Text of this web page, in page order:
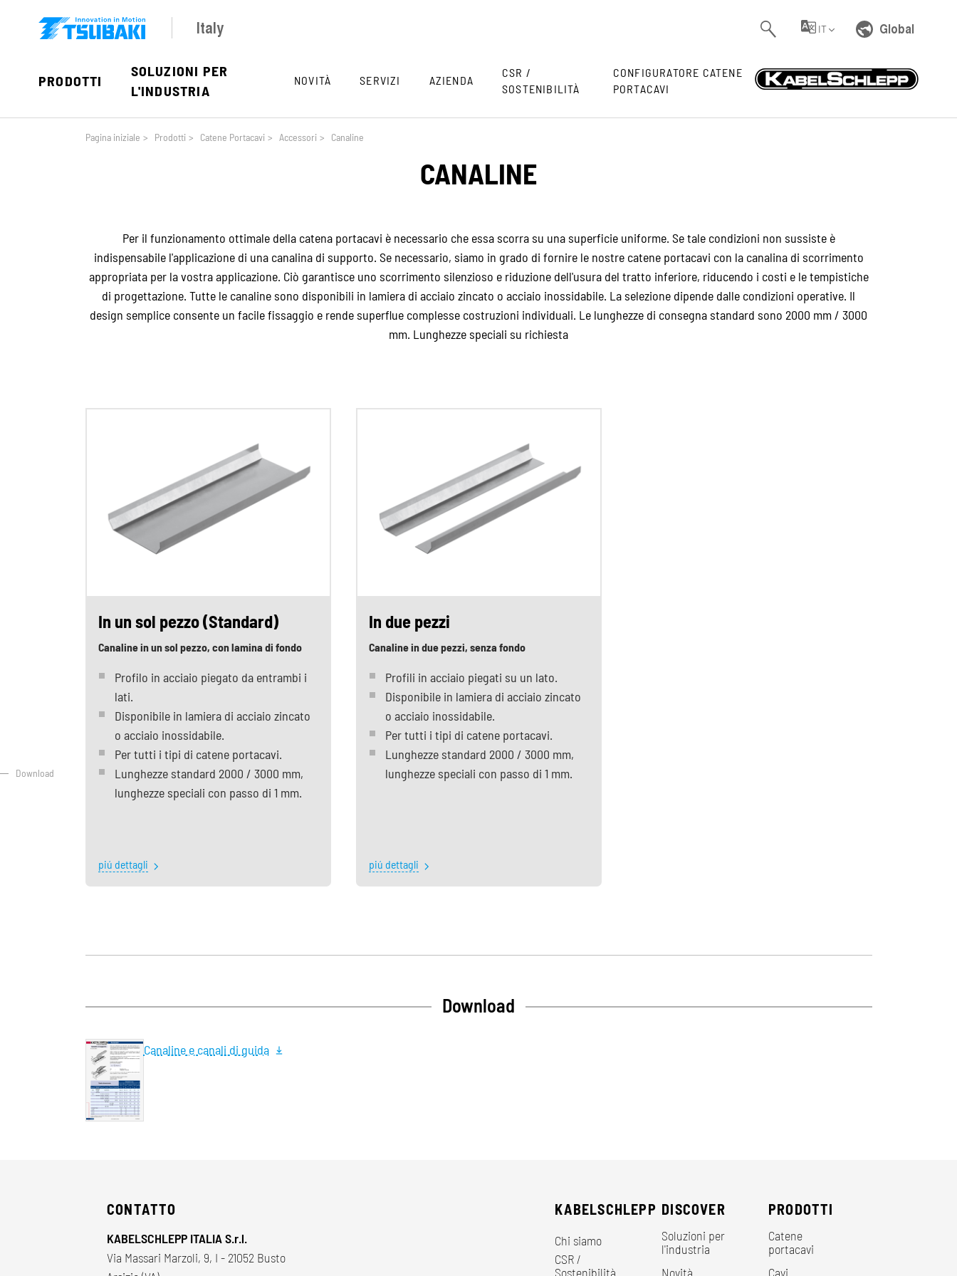
Download
Italy IT Global
PRODOTTI
SOLUZIONI PER
L'INDUSTRIA
NOVITÀ SERVIZI AZIENDA
CSR /
SOSTENIBILITÀ
CONFIGURATORE CATENE
PORTACAVI
Pagina iniziale > Prodotti > Catene Portacavi > Accessori > Canaline
CANALINE
Per il funzionamento ottimale della catena portacavi è necessario che essa scorra su una superficie uniforme. Se tale condizioni non sussiste è
indispensabile l'applicazione di una canalina di supporto. Se necessario, siamo in grado di fornire le nostre catene portacavi con la canalina di scorrimento
appropriata per la vostra applicazione. Ciò garantisce uno scorrimento silenzioso e riduzione dell'usura del tratto inferiore, riducendo i costi e le tempistiche
di progettazione. Tutte le canaline sono disponibili in lamiera di acciaio zincato o acciaio inossidabile. La selezione dipende dalle condizioni operative. Il
design semplice consente un facile fissaggio e rende superflue complesse costruzioni individuali. Le lunghezze di consegna standard sono 2000 mm / 3000
mm. Lunghezze speciali su richiesta
In un sol pezzo (Standard)
Canaline in un sol pezzo, con lamina di fondo
Profilo in acciaio piegato da entrambi i
lati.
Disponibile in lamiera di acciaio zincato
o acciaio inossidabile.
Per tutti i tipi di catene portacavi.
Lunghezze standard 2000 / 3000 mm,
lunghezze speciali con passo di 1 mm.
piú dettagli
In due pezzi
Canaline in due pezzi, senza fondo
Profili in acciaio piegati su un lato.
Disponibile in lamiera di acciaio zincato
o acciaio inossidabile.
Per tutti i tipi di catene portacavi.
Lunghezze standard 2000 / 3000 mm,
lunghezze speciali con passo di 1 mm.
piú dettagli
Download
Canaline e canali di guida
CONTATTO
KABELSCHLEPP ITALIA S.r.l.
Via Massari Marzoli, 9, I - 21052 Busto
KABELSCHLEPP
Chi siamo
CSR /
Sostenibilità
DISCOVER
Soluzioni per
l'industria
Novità
PRODOTTI
Catene
portacavi
Cavi